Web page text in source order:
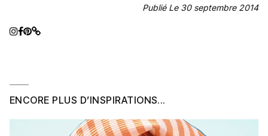
Publié Le 30 septembre 2014
ENCORE PLUS D’INSPIRATIONS...